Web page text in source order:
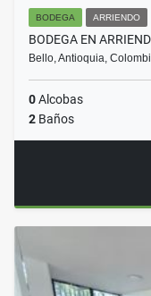
BODEGA ARRIENDO
BODEGA EN
Bello, Antioquia,
0Alcobas
2 Baños